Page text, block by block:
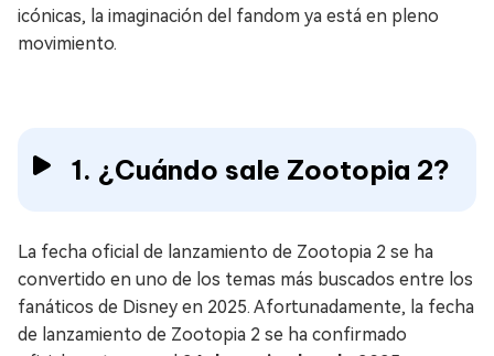
icónicas, la imaginación del fandom ya está en pleno
movimiento.
1. ¿Cuándo sale Zootopia 2?
La fecha oficial de lanzamiento de Zootopia 2 se ha
convertido en uno de los temas más buscados entre los
fanáticos de Disney en 2025. Afortunadamente, la fecha
de lanzamiento de Zootopia 2 se ha confirmado